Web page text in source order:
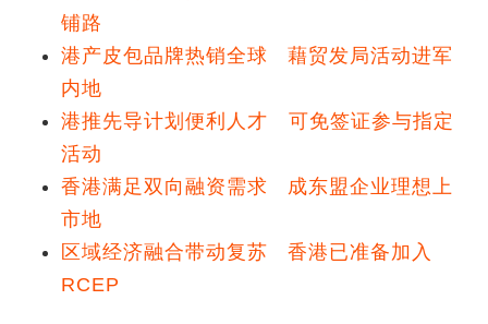
铺路
港产皮包品牌热销全球 藉贸发局活动进军
内地
港推先导计划便利人才 可免签证参与指定
活动
香港满足双向融资需求 成东盟企业理想上
市地
区域经济融合带动复苏 香港已准备加入
RCEP